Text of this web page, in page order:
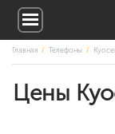
Главная Телефоны
Цены